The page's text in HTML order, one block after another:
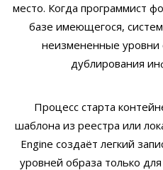
место. Когда программист
базе имеющегося,
неизмененные уровни
дублирования
Процесс старта
шаблона из реестра или
Engine создаёт легкий
уровней образа только